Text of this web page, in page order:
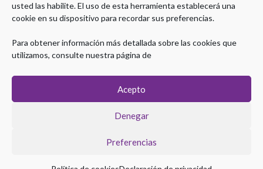
usted las habilite. El uso de esta herramienta establecerá una
cookie en su dispositivo para recordar sus preferencias.
Para obtener información más detallada sobre las cookies que
utilizamos, consulte nuestra página de
Acepto
Denegar
Preferencias